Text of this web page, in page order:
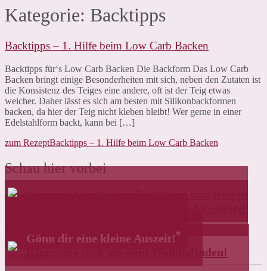
Kategorie: Backtipps
Backtipps – 1. Hilfe beim Low Carb Backen
Backtipps für‘s Low Carb Backen Die Backform Das Low Carb
Backen bringt einige Besonderheiten mit sich, neben den Zutaten ist
die Konsistenz des Teiges eine andere, oft ist der Teig etwas
weicher. Daher lässt es sich am besten mit Silikonbackformen
backen, da hier der Teig nicht kleben bleibt! Wer gerne in einer
Edelstahlform backt, kann bei […]
zum RezeptBacktipps – 1. Hilfe beim Low Carb Backen
Schau hier vorbei
Gönn dir eine kleine Auszeit!*
Kümmere dich um dein Wohlbefinden!